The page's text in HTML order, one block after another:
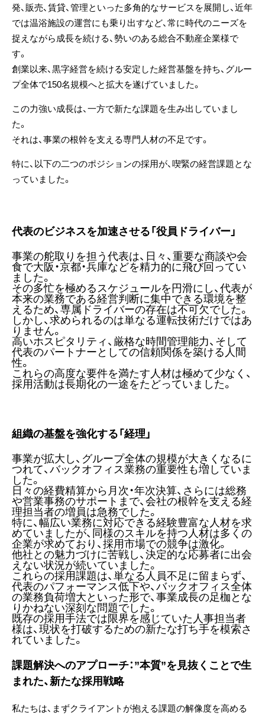
発、販売、賃貸、管理といった多角的なサービスを展開し、近年
では温浴施設の運営にも乗り出すなど、常に時代のニーズを
捉えながら成長を続ける、勢いのある総合不動産企業様で
す。
創業以来、黒字経営を続ける安定した経営基盤を持ち、グルー
プ全体で150名規模へと拡大を遂げていました。
この力強い成長は、一方で新たな課題を生み出していまし
た。
それは、事業の根幹を支える専門人材の不足です。
特に、以下の二つのポジションの採用が、喫緊の経営課題とな
っていました。
代表のビジネスを加速させる「役員ドライバー」
事業の舵取りを担う代表は、日々、重要な商談や会
食で大阪・京都・兵庫などを精力的に飛び回ってい
ました。
その多忙を極めるスケジュールを円滑にし、代表が
本来の業務である経営判断に集中できる環境を整
えるため、専属ドライバーの存在は不可欠でした。
しかし、求められるのは単なる運転技術だけではあ
りません。
高いホスピタリティ、厳格な時間管理能力、そして
代表のパートナーとしての信頼関係を築ける人間
性。
これらの高度な要件を満たす人材は極めて少なく、
採用活動は長期化の一途をたどっていました。
組織の基盤を強化する「経理」
事業が拡大し、グループ全体の規模が大きくなるに
つれて、バックオフィス業務の重要性も増していま
した。
日々の経費精算から月次・年次決算、さらには総務
や営業事務のサポートまで、会社の根幹を支える経
理担当者の増員は急務でした。
特に、幅広い業務に対応できる経験豊富な人材を求
めていましたが、同様のスキルを持つ人材は多くの
企業が求めており、採用市場での競争は激化。
他社との魅力づけに苦戦し、決定的な応募者に出会
えない状況が続いていました。
これらの採用課題は、単なる人員不足に留まらず、
代表のパフォーマンス低下や、バックオフィス全体
の業務負荷増大といった形で、事業成長の足枷とな
りかねない深刻な問題でした。
既存の採用手法では限界を感じていた人事担当者
様は、現状を打破するための新たな打ち手を模索さ
れていました。
課題解決へのアプローチ：”本質”を見抜くことで生
まれた、新たな採用戦略
私たちは、まずクライアントが抱える課題の解像度を高める